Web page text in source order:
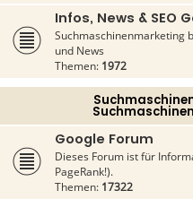
Infos, News & SEO
Suchmaschinenmarketing
und News
Themen: 1972
Google Forum
Dieses Forum ist für
PageRank!).
Themen: 17322